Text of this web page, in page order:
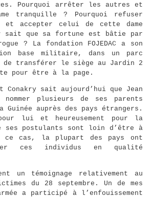
Pourquoi arrêter les autres et
tranquille ? Pourquoi refuser
et accepter celui de cette dame
sait que sa fortune est bâtie par
? La fondation FOJEDAC a son
base militaire, dans un parc
de transférer le siège au Jardin 2
pour être à la page.
sait aujourd’hui que Jean
plusieurs de ses parents
Guinée auprès des pays étrangers.
pour lui et heureusement pour la
ses postulants sont loin d’être à
ce cas, la plupart des pays ont
ces individus en qualité
un témoignage relativement au
du 28 septembre. Un de mes
a participé à l’enfouissement